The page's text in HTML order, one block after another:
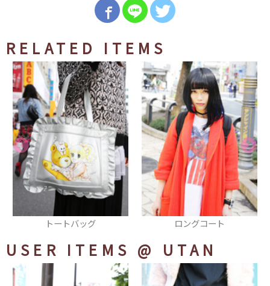
RELATED ITEMS
ロングコート パンツ
USER ITEMS @ UTAN